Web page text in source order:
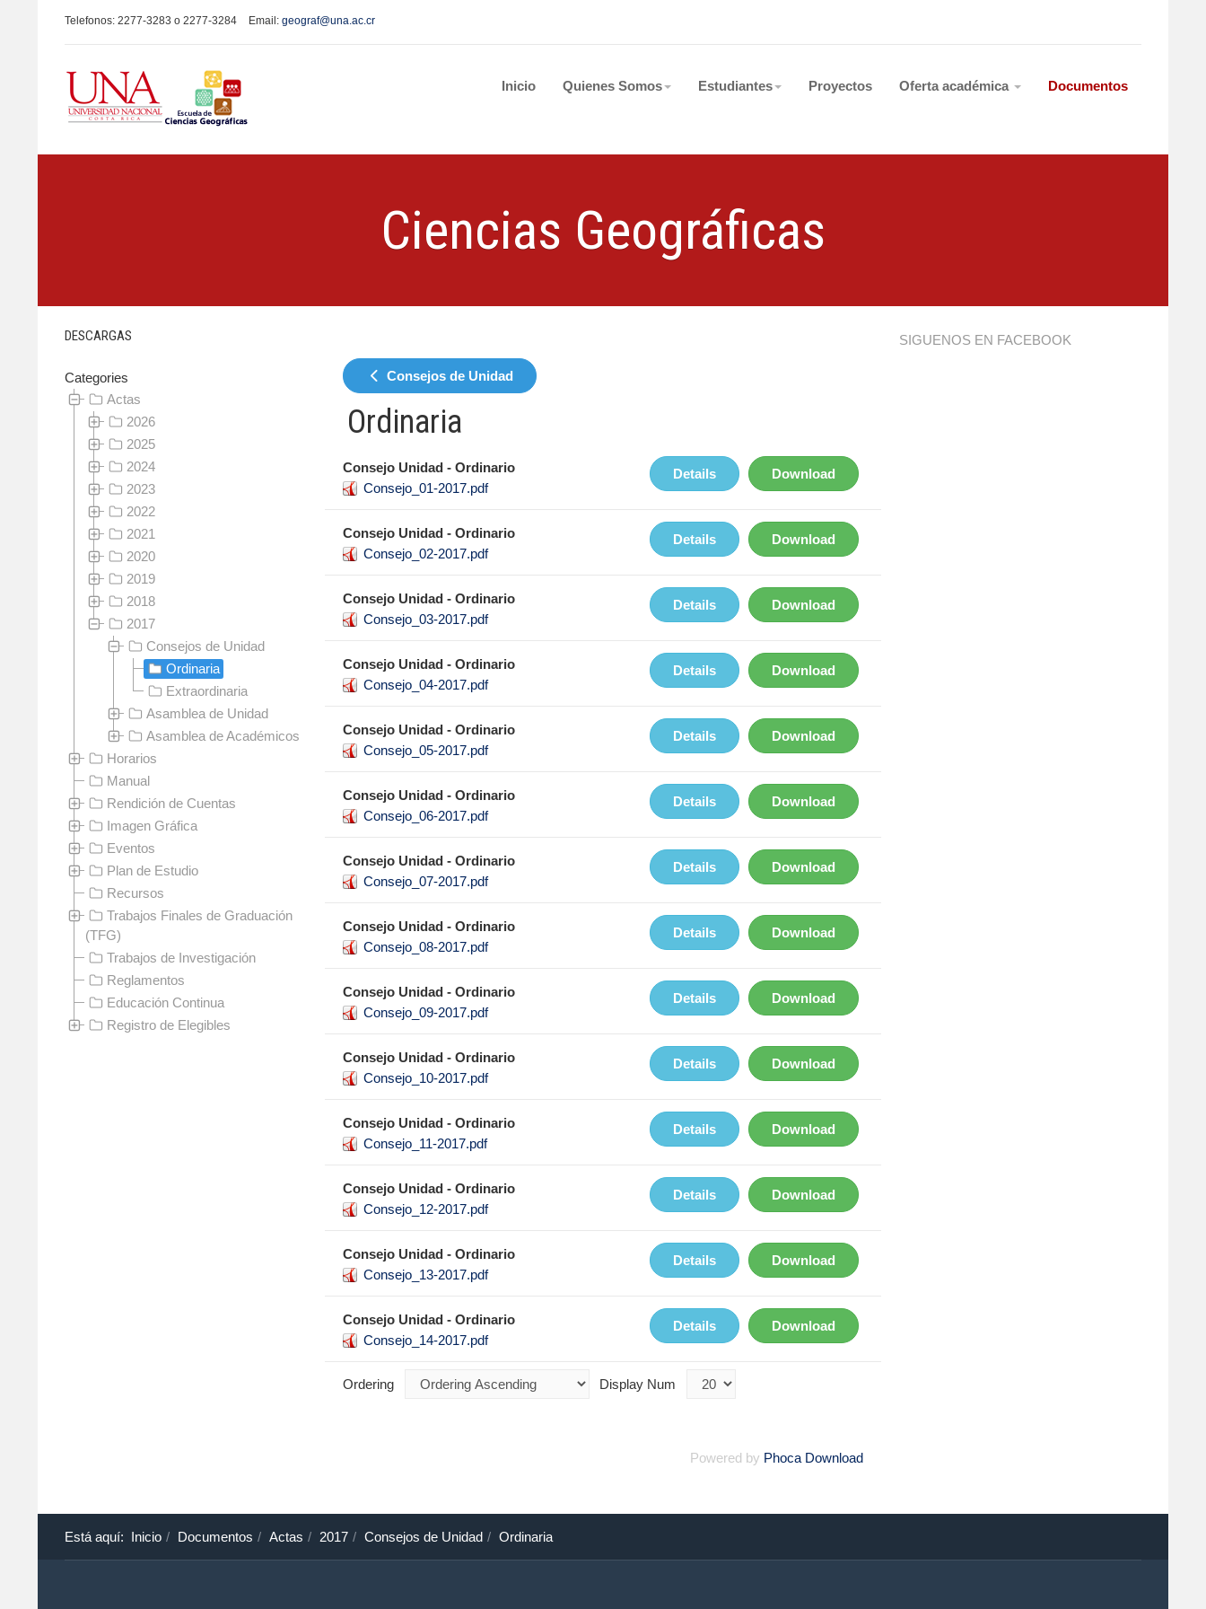
Telefonos: 2277-3283 o 2277-3284 Email: geograf@una.ac.cr
Inicio Quienes Somos Estudiantes Proyectos Oferta académica Documentos
Ciencias Geográficas
Consejos de Unidad
Ordinaria
Consejo Unidad - Ordinario
Consejo_01-2017.pdf
Download
Details
Consejo Unidad - Ordinario
Consejo_02-2017.pdf
Download
Details
Consejo Unidad - Ordinario
Consejo_03-2017.pdf
Download
Details
Consejo Unidad - Ordinario
Consejo_04-2017.pdf
Download
Details
Consejo Unidad - Ordinario
Consejo_05-2017.pdf
Download
Details
Consejo Unidad - Ordinario
Consejo_06-2017.pdf
Download
Details
Consejo Unidad - Ordinario
Consejo_07-2017.pdf
Download
Details
Consejo Unidad - Ordinario
Consejo_08-2017.pdf
Download
Details
Consejo Unidad - Ordinario
Consejo_09-2017.pdf
Download
Details
Consejo Unidad - Ordinario
Consejo_10-2017.pdf
Download
Details
Consejo Unidad - Ordinario
Consejo_11-2017.pdf
Download
Details
Consejo Unidad - Ordinario
Consejo_12-2017.pdf
Download
Details
Consejo Unidad - Ordinario
Consejo_13-2017.pdf
Download
Details
Consejo Unidad - Ordinario
Consejo_14-2017.pdf
Download
Details
Ordering Display Num
Powered by Phoca Download
DESCARGAS
Categories
Actas
2026
2025
2024
2023
2022
2021
2020
2019
2018
2017
Consejos de Unidad
Ordinaria
Extraordinaria
Asamblea de Unidad
Asamblea de Académicos
Horarios
Manual
Rendición de Cuentas
Imagen Gráfica
Eventos
Plan de Estudio
Recursos
Trabajos Finales de Graduación
(TFG)
Trabajos de Investigación
Reglamentos
Educación Continua
Registro de Elegibles
SIGUENOS EN FACEBOOK
Está aquí: Inicio Documentos Actas 2017 Consejos de Unidad Ordinaria